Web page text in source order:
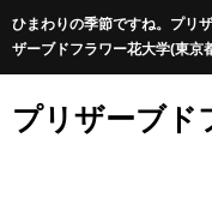
ひまわりの季節ですね。プリ
ザーブドフラワー花大学(東京
プリザーブド